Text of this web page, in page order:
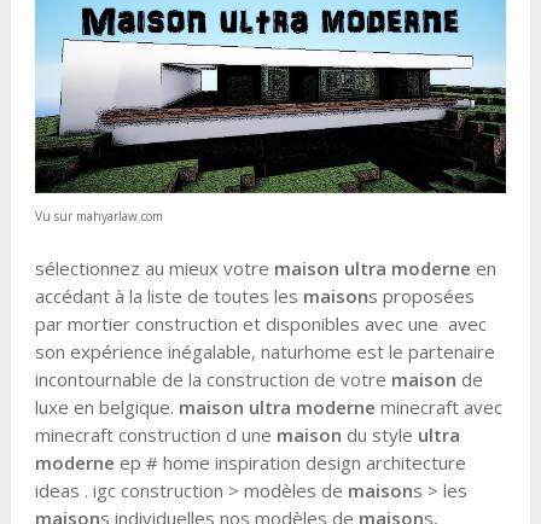
Vu sur mahyarlaw.com
sélectionnez au mieux votre maison ultra moderne en
accédant à la liste de toutes les maisons proposées
par mortier construction et disponibles avec une avec
son expérience inégalable, naturhome est le partenaire
incontournable de la construction de votre maison de
luxe en belgique. maison ultra moderne minecraft avec
minecraft construction d une maison du style ultra
moderne ep # home inspiration design architecture
ideas . igc construction > modèles de maisons > les
maisons individuelles nos modèles de maisons,